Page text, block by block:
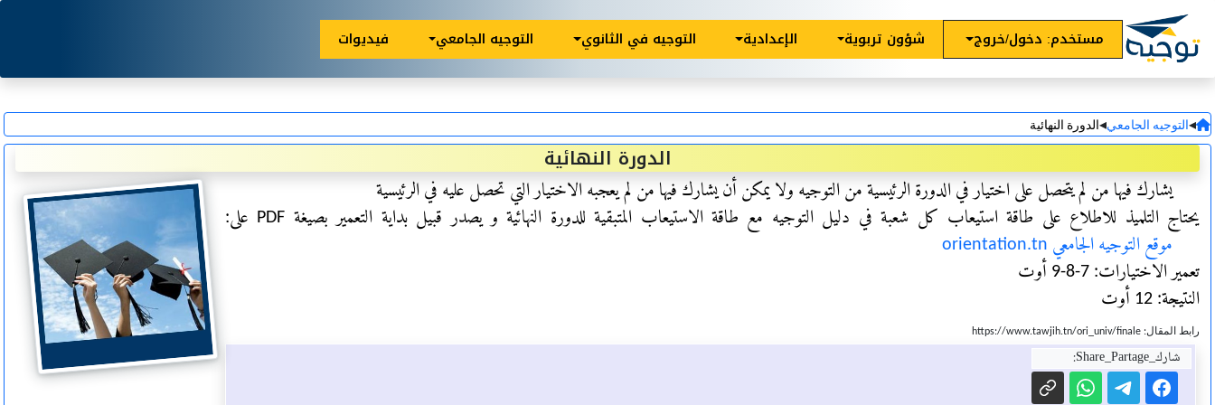
مستخدم: دخول/خروج شؤون تربوية الإعدادية التوجيه في الثانوي التوجيه الجامعي فيديوات
◂التوجيه الجامعي◂الدورة النهائية
الدورة النهائية
يشارك فيها من لم يتحصل على اختيار في الدورة الرئيسية من التوجيه ولا يمكن أن يشارك فيها من لم يعجبه الاختيار التي تحصل عليه في الرئيسية
يحتاج التلميذ للاطلاع على طاقة استيعاب كل شعبة في دليل التوجيه مع طاقة الاستيعاب المتبقية للدورة النهائية و يصدر قبيل بداية التعمير بصيغة PDF على:
موقع التوجيه الجامعي orientation.tn
تعمير الاختيارات: 7-8-9 أوت
النتيجة: 12 أوت
رابط المقال: https://www.tawjih.tn/ori_univ/finale
شارك_Share_Partage: